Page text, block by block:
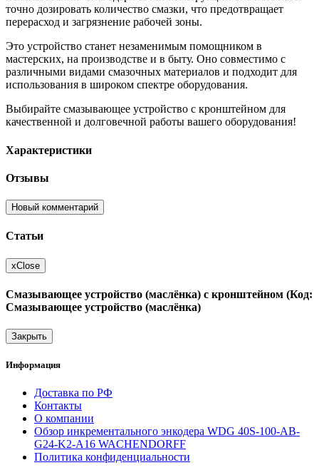
точно дозировать количество смазки, что предотвращает
перерасход и загрязнение рабочей зоны.
Это устройство станет незаменимым помощником в
мастерских, на производстве и в быту. Оно совместимо с
различными видами смазочных материалов и подходит для
использования в широком спектре оборудования.
Выбирайте смазывающее устройство с кронштейном для
качественной и долговечной работы вашего оборудования!
Характеристики
Отзывы
Новый комментарий
Статьи
xClose
Смазывающее устройство (маслёнка) с кронштейном (Код:
Смазывающее устройство (маслёнка)
Закрыть
Информация
Доставка по РФ
Контакты
О компании
Обзор инкрементального энкодера WDG 40S-100-AB-
G24-K2-A16 WACHENDORFF
Политика конфиденциальности